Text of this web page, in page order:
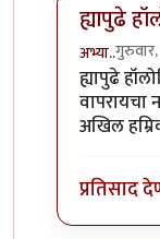
ह्यापुढे
अभ्या..
In reply
ह्यापुढे
वापरायचा
अखिल
प्रतिसाद